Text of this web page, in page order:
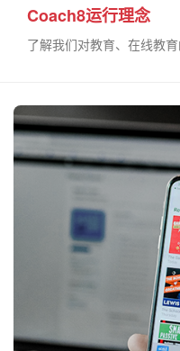
Coach8运行理念
了解我们对教育、在线教